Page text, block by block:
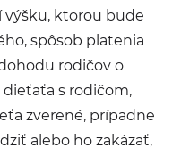
výšku, ktorou bude
spôsob platenia
rodičov o
s rodičom,
zverené, prípadne
alebo ho zakázať,